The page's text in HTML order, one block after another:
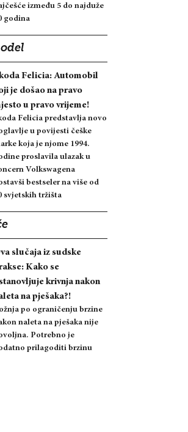
između 5 do najduže
godina
Felicia: Automobil
je došao na pravo
u pravo vrijeme!
Felicia predstavlja novo
u povijesti češke
koja je njome 1994.
proslavila ulazak u
Volkswagena
bestseler na više od
svjetskih tržišta
slučaja iz sudske
Kako se
krivnja nakon
na pješaka?!
po ograničenju brzine
naleta na pješaka nije
Potrebno je
prilagoditi brzinu